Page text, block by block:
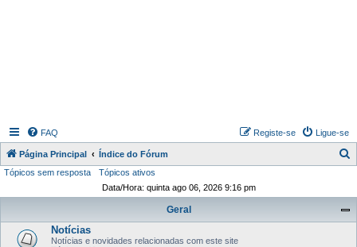
FAQ Ligue-se
Registe-se
Página Principal Índice do Fórum
Tópicos sem resposta
Tópicos ativos
Data/Hora: quinta ago 06, 2026 9:16 pm
Geral
Notícias
Notícias e novidades relacionadas com este site